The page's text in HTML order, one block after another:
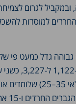
ובמקביל לגרום
למוסדות
ל-2014 גדל
למרות הגידול, שיעור